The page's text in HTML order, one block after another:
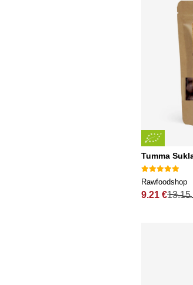
Tumma
Rawfoodshop
9.21 €
Normaali13.15